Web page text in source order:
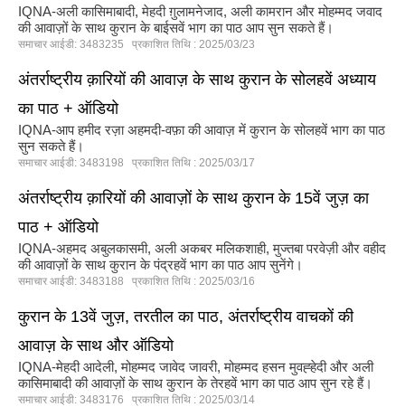
IQNA-अली कासिमाबादी, मेहदी ग़ुलामनेजाद, अली कामरान और मोहम्मद जवाद
की आवाज़ों के साथ कुरान के बाईसवें भाग का पाठ आप सुन सकते हैं।
समाचार आईडी: 3483235 प्रकाशित तिथि : 2025/03/23
अंतर्राष्ट्रीय क़ारियों की आवाज़ के साथ कुरान के सोलहवें अध्याय
का पाठ + ऑडियो
IQNA-आप हमीद रज़ा अहमदी-वफ़ा की आवाज़ में कुरान के सोलहवें भाग का पाठ
सुन सकते हैं।
समाचार आईडी: 3483198 प्रकाशित तिथि : 2025/03/17
अंतर्राष्ट्रीय क़ारियों की आवाज़ों के साथ कुरान के 15वें जुज़ का
पाठ + ऑडियो
IQNA-अहमद अबुलकासमी, अली अकबर मलिकशाही, मुज्तबा परवेज़ी और वहीद
की आवाज़ों के साथ कुरान के पंद्रहवें भाग का पाठ आप सुनेंगे।
समाचार आईडी: 3483188 प्रकाशित तिथि : 2025/03/16
कुरान के 13वें जुज़, तरतील का पाठ, अंतर्राष्ट्रीय वाचकों की
आवाज़ के साथ और ऑडियो
IQNA-मेहदी आदेली, मोहम्मद जावेद जावरी, मोहम्मद हसन मुवह्हेदी और अली
कासिमाबादी की आवाज़ों के साथ कुरान के तेरहवें भाग का पाठ आप सुन रहे हैं।
समाचार आईडी: 3483176 प्रकाशित तिथि : 2025/03/14